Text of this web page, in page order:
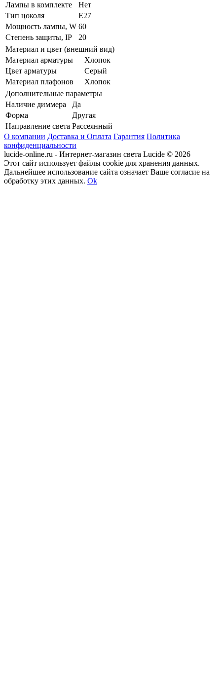
Лампы в комплекте
Нет
Тип цоколя
E27
Мощность лампы, W 60
Степень защиты, IP
20
Материал и цвет (внешний вид)
Материал арматуры
Хлопок
Цвет арматуры
Серый
Материал плафонов
Хлопок
Дополнительные параметры
Наличие диммера
Да
Форма
Другая
Направление света Рассеянный
О компании Доставка и Оплата Гарантия Политика
конфиденциальности
lucide-online.ru - Интернет-магазин света Lucide © 2026
Этот сайт использует файлы cookie для хранения данных.
Дальнейшее использование сайта означает Ваше согласие на
обработку этих данных. Ok